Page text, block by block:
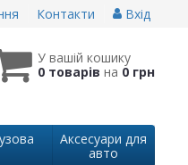
Контакти Вхід
У вашій кошику
0 товарів на 0 грн
Аксесуари для
авто